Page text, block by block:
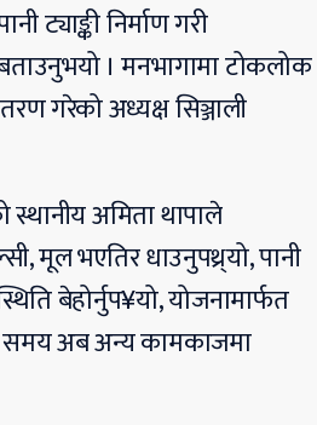
ट्याङ्की निर्माण गरी
। मनभागामा टोकलोक
गरेको अध्यक्ष सिञ्जाली
स्थानीय अमिता थापाले
मूल भएतिर धाउनुपथ्र्यो, पानी
बेहोर्नुप¥यो, योजनामार्फत
समय अब अन्य कामकाजमा